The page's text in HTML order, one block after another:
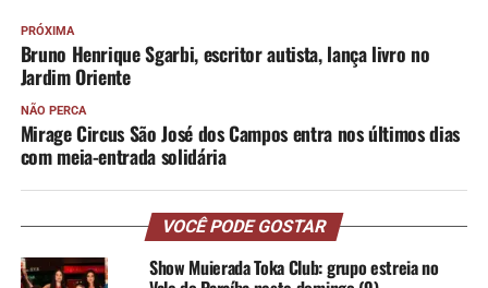
PRÓXIMA
Bruno Henrique Sgarbi, escritor autista, lança livro no
Jardim Oriente
NÃO PERCA
Mirage Circus São José dos Campos entra nos últimos dias
com meia-entrada solidária
VOCÊ PODE GOSTAR
Show Muierada Toka Club: grupo estreia no